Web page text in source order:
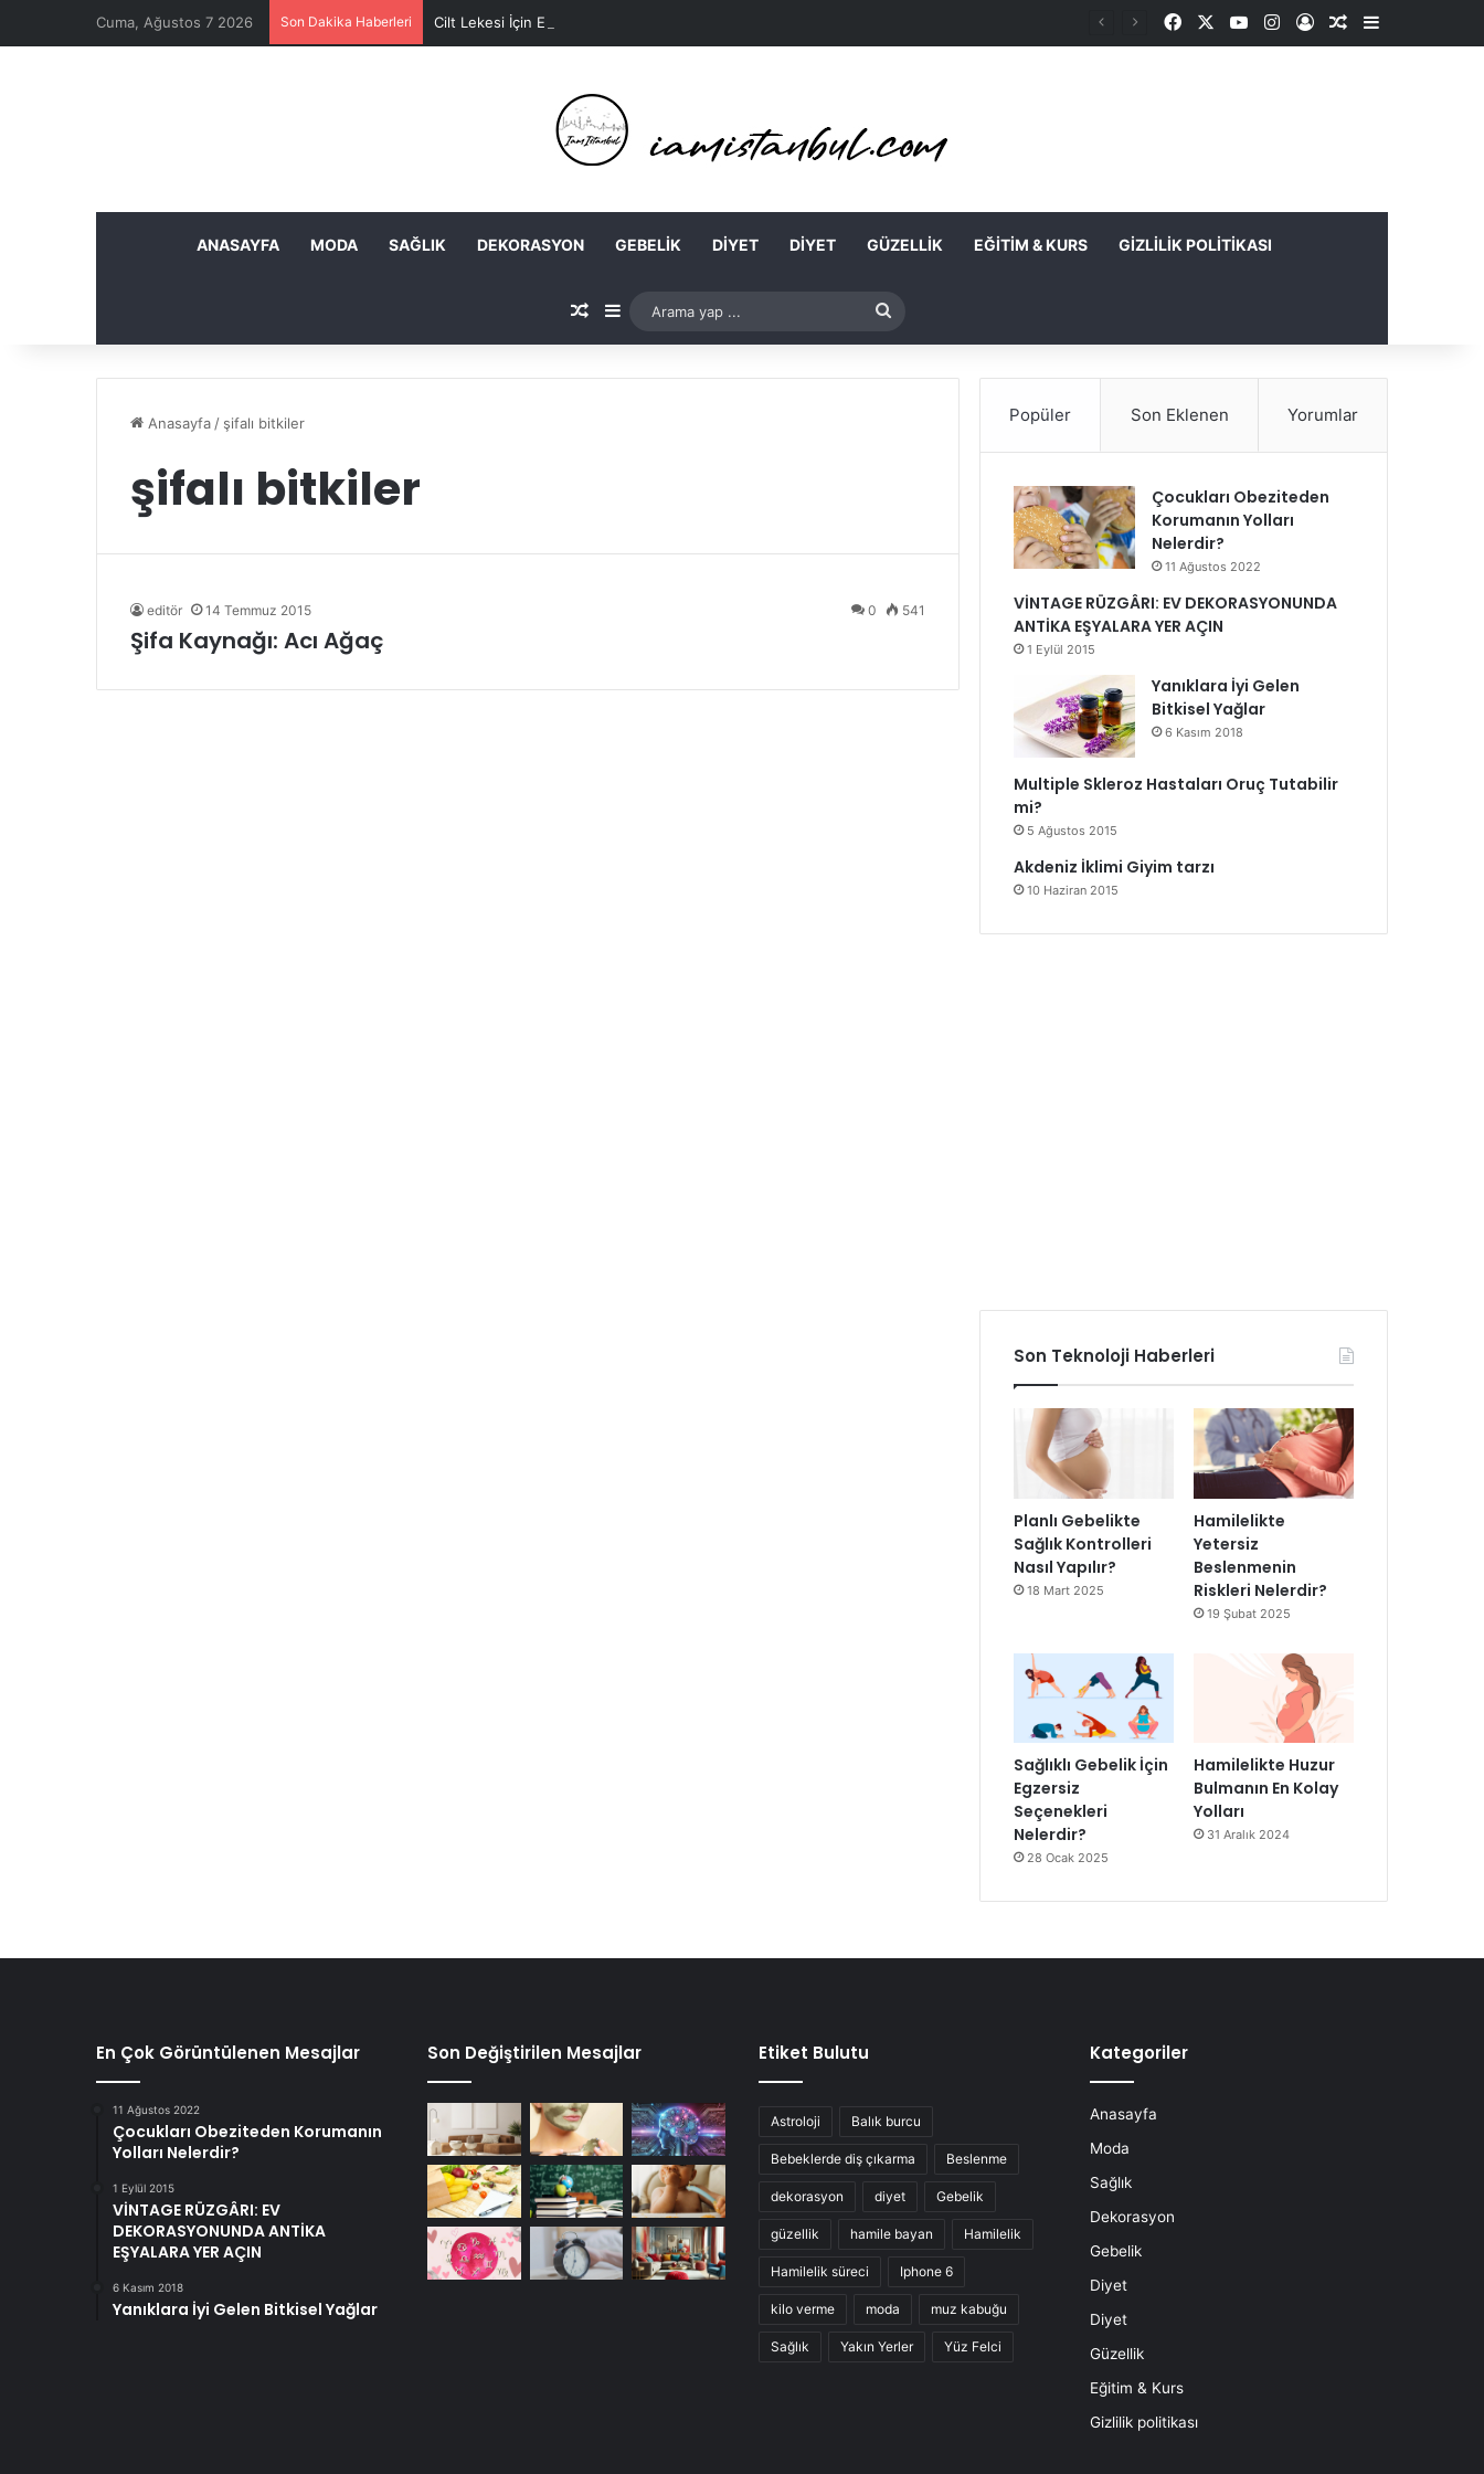
Cuma, Ağustos 7 2026 Son Dakika Haberleri Cilt Lekesi İçin En Kolay Ev Maskeleri Nelerdir? FacebookYouTubeInstagram
Kayıt OlRastgele Makale
Kenar
ANASAYFA MODA SAĞLIK DEKORASYON GEBELIK DIYET DIYET GÜZELLIK EĞITIM & KURS GIZLILIK POLITIKASI
Rastgele Makale
Kenar Bölmesi
Arama
yap
Anasayfa / şifalı bitkiler
şifalı bitkiler
editör 14 Temmuz 2015 0 541
Şifa Kaynağı: Acı Ağaç
Popüler Son Eklenen Yorumlar
Çocukları Obeziteden
Korumanın Yolları
Nelerdir?
11 Ağustos 2022
VİNTAGE RÜZGÂRI: EV DEKORASYONUNDA
ANTİKA EŞYALARA YER AÇIN
1 Eylül 2015
Yanıklara İyi Gelen
Bitkisel Yağlar
6 Kasım 2018
Multiple Skleroz Hastaları Oruç Tutabilir
mi?
5 Ağustos 2015
Akdeniz İklimi Giyim tarzı
10 Haziran 2015
Son Teknoloji Haberleri
Planlı Gebelikte
Sağlık Kontrolleri
Nasıl Yapılır?
18 Mart 2025
Hamilelikte
Yetersiz
Beslenmenin
Riskleri Nelerdir?
19 Şubat 2025
Sağlıklı Gebelik İçin
Egzersiz
Seçenekleri
Nelerdir?
28 Ocak 2025
Hamilelikte Huzur
Bulmanın En Kolay
Yolları
31 Aralık 2024
En Çok Görüntülenen Mesajlar
11 Ağustos 2022
Çocukları Obeziteden Korumanın
Yolları Nelerdir?
1 Eylül 2015
VİNTAGE RÜZGÂRI: EV
DEKORASYONUNDA ANTİKA
EŞYALARA YER AÇIN
6 Kasım 2018
Yanıklara İyi Gelen Bitkisel Yağlar
Son Değiştirilen Mesajlar Etiket Bulutu
Astroloji Balık burcu
Bebeklerde diş çıkarma Beslenme
dekorasyon diyet Gebelik
güzellik hamile bayan Hamilelik
Hamilelik süreci Iphone 6
kilo verme moda muz kabuğu
Sağlık Yakın Yerler Yüz Felci
Kategoriler
Anasayfa
Moda
Sağlık
Dekorasyon
Gebelik
Diyet
Diyet
Güzellik
Eğitim & Kurs
Gizlilik politikası